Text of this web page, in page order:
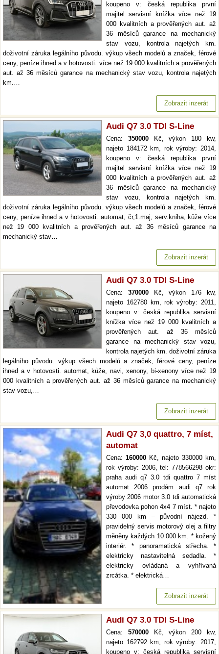
koupeno v: česká republika první
majitel servisní knížka více než 19
000 kvalitních a prověřených aut. až
36 měsíců garance na mechanický
stav vozu, kontrola najetých km.
doživotní záruka legálního původu. výkup všech modelů a značek, férové
ceny, peníze ihned a v hotovosti. více než 19 000 kvalitních a prověřených
aut. až 36 měsíců garance na mechanický stav vozu, kontrola najetých
km.…
Zobrazit inzerát
Audi Q7 3.0 TDI S-Line
Cena: 350000Kč, výkon 180 kw,
najeto 184172 km, rok výroby: 2014,
koupeno v: česká republika první
majitel servisní knížka více než 19
000 kvalitních a prověřených aut. až
36 měsíců garance na mechanický
stav vozu, kontrola najetých km.
doživotní záruka legálního původu. výkup všech modelů a značek, férové
ceny, peníze ihned a v hotovosti. automat, čr,1.maj, serv.kniha, kůže více
než 19 000 kvalitních a prověřených aut. až 36 měsíců garance na
mechanický stav…
Zobrazit inzerát
Audi Q7 3.0 TDI S-Line
Cena: 370000Kč, výkon 176 kw,
najeto 162780 km, rok výroby: 2011,
koupeno v: česká republika servisní
knížka více než 19 000 kvalitních a
prověřených aut. až 36 měsíců
garance na mechanický stav vozu,
kontrola najetých km. doživotní záruka
legálního původu. výkup všech modelů a značek, férové ceny, peníze
ihned a v hotovosti. automat, kůže, navi, xenony, bi-xenony více než 19
000 kvalitních a prověřených aut. až 36 měsíců garance na mechanický
stav vozu,…
Zobrazit inzerát
Audi Q7 3,0 quattro, 7 míst,
automat
Cena: 160000 Kč, najeto 330000 km,
rok výroby: 2006, tel: 778566298 okr:
praha audi q7 3.0 tdi quattro 7 míst
automat 2006 prodám audi q7 rok
výroby 2006 motor 3.0 tdi automatická
převodovka pohon 4x4 7 míst. * najeto
330 000 km – původní nájezd. *
pravidelný servis motorový olej a filtry
měněny každých 10 000 km. * kožený
interiér. * panoramatická střecha. *
elektricky nastavitelná sedadla. *
elektricky ovládaná a vyhřívaná
zrcátka. * elektrická…
Zobrazit inzerát
Audi Q7 3.0 TDI S-Line
Cena: 570000Kč, výkon 200 kw,
najeto 162792 km, rok výroby: 2017,
koupeno v: česká republika servisní